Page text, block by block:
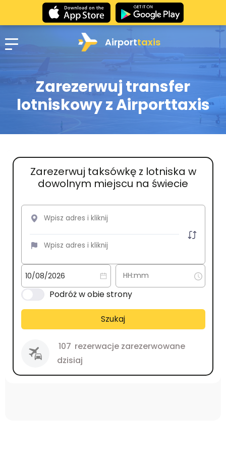
Airporttaxis
Zarezerwuj transfer
lotniskowy z Airporttaxis
Zarezerwuj taksówkę z lotniska w
dowolnym miejscu na świecie
Podróż w obie strony
Szukaj
107 rezerwacje zarezerwowane
dzisiaj